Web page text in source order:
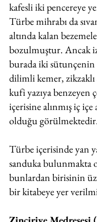
kafesli iki pencereye
Türbe mihrabı da
altında kalan
bozulmuştur. Ancak
burada iki sütunçenin
dilimli kemer,
kufi yazıya benzeyen
içerisine alınmış iç içe
olduğu
Türbe içerisinde yan
sanduka bulunmakta
bunlardan birisinin
bir kitabeye yer